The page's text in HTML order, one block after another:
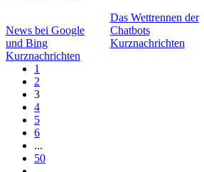
News bei Google
und Bing
Kurznachrichten
Das Wettrennen der
Chatbots
Kurznachrichten
1
2
3
4
5
6
...
50